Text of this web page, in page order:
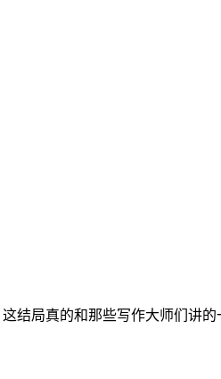
结局真的和那些写作大师们讲